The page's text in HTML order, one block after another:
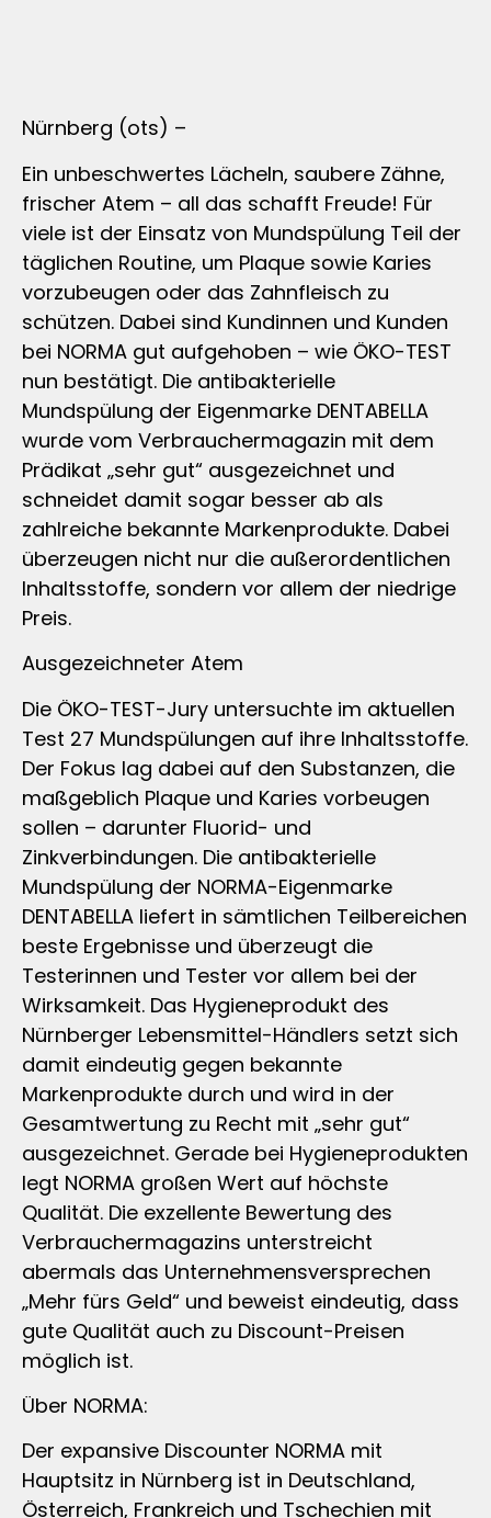
Nürnberg (ots) –
Ein unbeschwertes Lächeln, saubere Zähne,
frischer Atem – all das schafft Freude! Für
viele ist der Einsatz von Mundspülung Teil der
täglichen Routine, um Plaque sowie Karies
vorzubeugen oder das Zahnfleisch zu
schützen. Dabei sind Kundinnen und Kunden
bei NORMA gut aufgehoben – wie ÖKO-TEST
nun bestätigt. Die antibakterielle
Mundspülung der Eigenmarke DENTABELLA
wurde vom Verbrauchermagazin mit dem
Prädikat „sehr gut“ ausgezeichnet und
schneidet damit sogar besser ab als
zahlreiche bekannte Markenprodukte. Dabei
überzeugen nicht nur die außerordentlichen
Inhaltsstoffe, sondern vor allem der niedrige
Preis.
Ausgezeichneter Atem
Die ÖKO-TEST-Jury untersuchte im aktuellen
Test 27 Mundspülungen auf ihre Inhaltsstoffe.
Der Fokus lag dabei auf den Substanzen, die
maßgeblich Plaque und Karies vorbeugen
sollen – darunter Fluorid- und
Zinkverbindungen. Die antibakterielle
Mundspülung der NORMA-Eigenmarke
DENTABELLA liefert in sämtlichen Teilbereichen
beste Ergebnisse und überzeugt die
Testerinnen und Tester vor allem bei der
Wirksamkeit. Das Hygieneprodukt des
Nürnberger Lebensmittel-Händlers setzt sich
damit eindeutig gegen bekannte
Markenprodukte durch und wird in der
Gesamtwertung zu Recht mit „sehr gut“
ausgezeichnet. Gerade bei Hygieneprodukten
legt NORMA großen Wert auf höchste
Qualität. Die exzellente Bewertung des
Verbrauchermagazins unterstreicht
abermals das Unternehmensversprechen
„Mehr fürs Geld“ und beweist eindeutig, dass
gute Qualität auch zu Discount-Preisen
möglich ist.
Über NORMA:
Der expansive Discounter NORMA mit
Hauptsitz in Nürnberg ist in Deutschland,
Österreich, Frankreich und Tschechien mit